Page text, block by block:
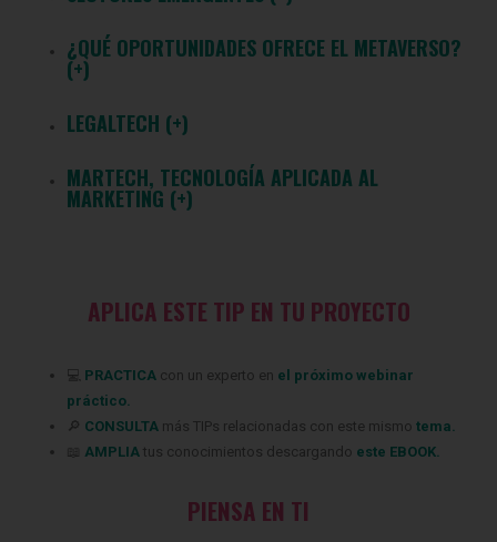
¿QUÉ OPORTUNIDADES OFRECE EL METAVERSO?
(+)
LEGALTECH (+)
MARTECH, TECNOLOGÍA APLICADA AL
MARKETING (+)
APLICA ESTE TIP EN TU PROYECTO
💻 PRACTICA con un experto en el próximo webinar
práctico.
🔎 CONSULTA más TIPs relacionadas con este mismo tema.
AMPLIA tus conocimientos descargando este EBOOK.
PIENSA EN TI